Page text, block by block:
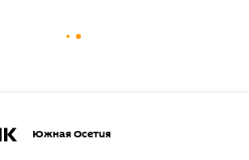
Южная Осетия